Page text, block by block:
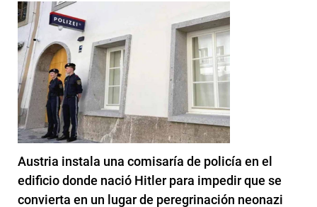
Austria instala una comisaría de policía en el
edificio donde nació Hitler para impedir que se
convierta en un lugar de peregrinación neonazi